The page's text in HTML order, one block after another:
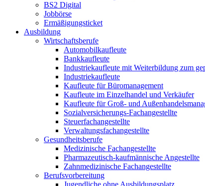
BS2 Digital
Jobbörse
Ermäßigungsticket
Ausbildung
Wirtschaftsberufe
Automobilkaufleute
Bankkaufleute
Industriekaufleute mit Weiterbildung zum
Industriekaufleute
Kaufleute für Büromanagement
Kaufleute im Einzelhandel und Verkäufer
Kaufleute für Groß- und
Sozialversicherungs-Fachangestellte
Steuerfachangestellte
Verwaltungsfachangestellte
Gesundheitsberufe
Medizinische Fachangestellte
Pharmazeutisch-kaufmännische Angestellte
Zahnmedizinische Fachangestellte
Berufsvorbereitung
Jugendliche ohne Ausbildungsplatz